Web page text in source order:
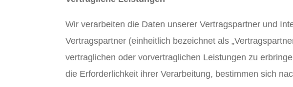
Wir verarbeiten die Daten unserer Vertragspartner und
Vertragspartner (einheitlich bezeichnet als
vertraglichen oder vorvertraglichen Leistungen zu
die Erforderlichkeit ihrer Verarbeitung, bestimmen sich